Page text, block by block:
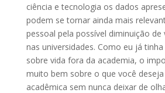
ciência e tecnologia os dados
podem se tornar ainda mais
pessoal pela possível diminuição de
nas universidades. Como eu já
sobre vida fora da academia, o
muito bem sobre o que você
acadêmica sem nunca deixar de